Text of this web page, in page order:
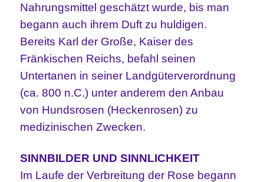
Nahrungsmittel geschätzt wurde, bis man
begann auch ihrem Duft zu huldigen.
Bereits Karl der Große, Kaiser des
Fränkischen Reichs, befahl seinen
Untertanen in seiner Landgüterverordnung
(ca. 800 n.C.) unter anderem den Anbau
von Hundsrosen (Heckenrosen) zu
medizinischen Zwecken.
SINNBILDER UND SINNLICHKEIT
Im Laufe der Verbreitung der Rose begann